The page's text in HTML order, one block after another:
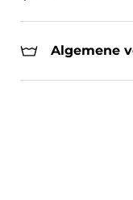
Algemene